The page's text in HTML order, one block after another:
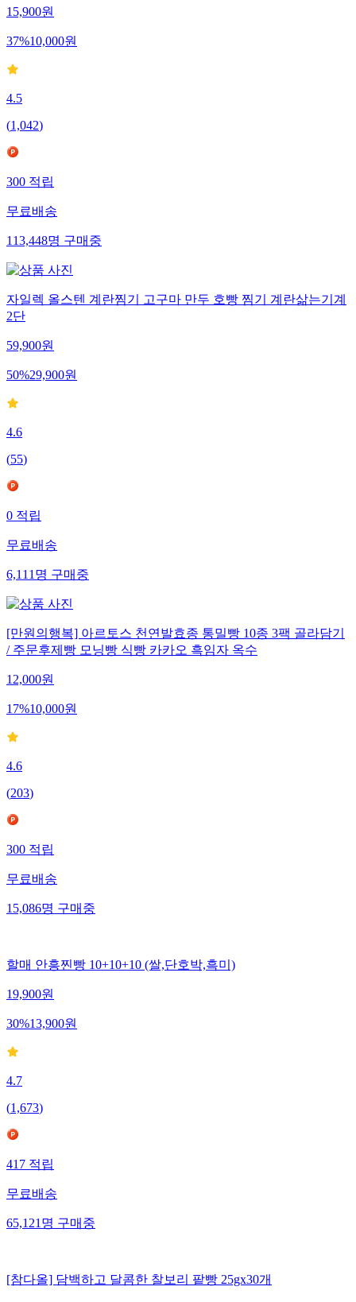
15,900원
37%10,000원
4.5
(1,042)
300적립
무료배송
113,448명구매중
자일렉 올스텐 계란찜기 고구마 만두 호빵 찜기 계란삶는기계
2단
59,900원
50%29,900원
4.6
(55)
0적립
무료배송
6,111명구매중
[만원의행복] 아르토스 천연발효종 통밀빵 10종 3팩 골라담기
/ 주문후제빵 모닝빵 식빵 카카오 흑임자 옥수
12,000원
17%10,000원
4.6
(203)
300적립
무료배송
15,086명구매중
할매 안흥찐빵 10+10+10 (쌀,단호박,흑미)
19,900원
30%13,900원
4.7
(1,673)
417적립
무료배송
65,121명구매중
[참다올] 담백하고 달콤한 찰보리 팥빵 25gx30개